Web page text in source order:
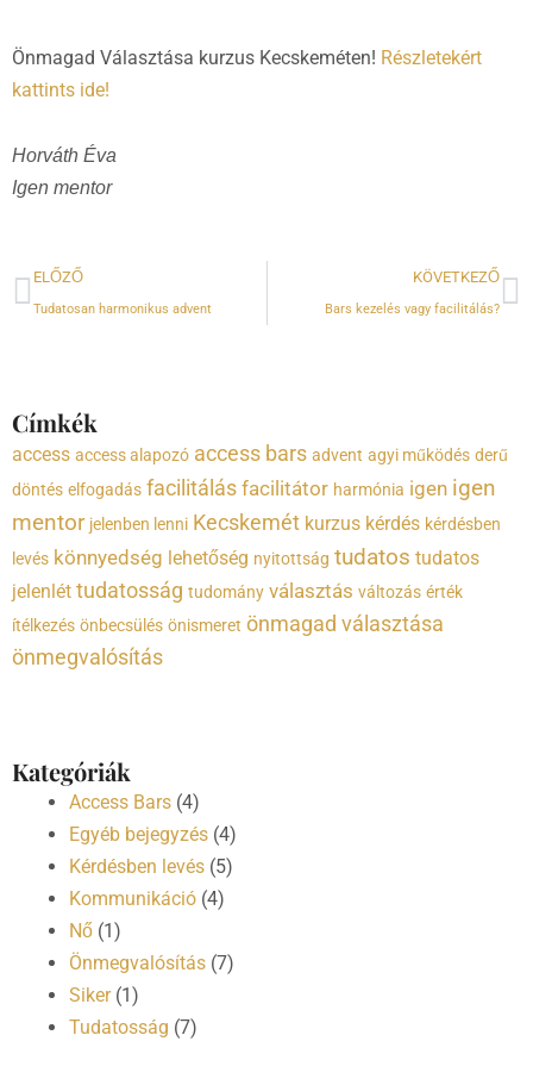
Önmagad Választása kurzus Kecskeméten! Részletekért
kattints ide!
Horváth Éva
Igen mentor
Előző
ELŐZŐ
Tudatosan harmonikus advent
KÖVETKEZŐ
Bars kezelés vagy facilitálás?
Címkék
access access alapozó access bars advent agyi működés derű
döntés elfogadás facilitálás facilitátor harmónia igen igen
mentor jelenben lenni Kecskemét kurzus kérdés kérdésben
levés könnyedség lehetőség nyitottság tudatos tudatos
jelenlét tudatosság tudomány választás változás érték
ítélkezés önbecsülés önismeret önmagad választása
önmegvalósítás
Kategóriák
Access Bars (4)
Egyéb bejegyzés (4)
Kérdésben levés (5)
Kommunikáció (4)
Nő (1)
Önmegvalósítás (7)
Siker(1)
Tudatosság (7)